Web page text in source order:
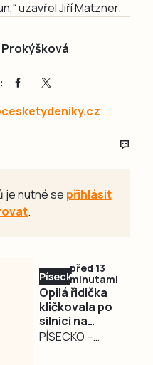
uzavřel Jiří Matzner.
je nutné se přihlásit
.
Písecko
před 13
minutami
Opilá řidička
kličkovala po
silnici na
Táborsku.
PÍSECKO –